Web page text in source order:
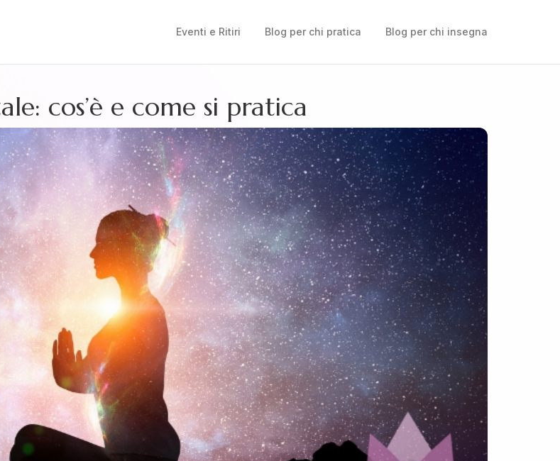
Eventi e Ritiri Blog per chi pratica Blog per chi insegna
cos’è e come si pratica